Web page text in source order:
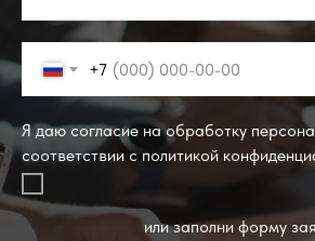
+7
Я даю согласие на обработку
соответствии с политикой
или заполни форму